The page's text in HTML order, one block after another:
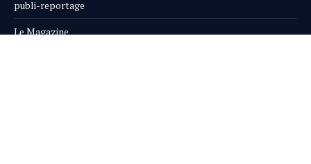
publi-reportage
Le Magazine